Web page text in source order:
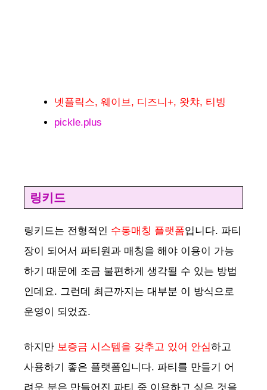
넷플릭스, 웨이브, 디즈니+, 왓챠, 티빙
pickle.plus
링키드
링키드는 전형적인 수동매칭 플랫폼입니다. 파티
장이 되어서 파티원과 매칭을 해야 이용이 가능
하기 때문에 조금 불편하게 생각될 수 있는 방법
인데요. 그런데 최근까지는 대부분 이 방식으로
운영이 되었죠.
하지만 보증금 시스템을 갖추고 있어 안심하고
사용하기 좋은 플랫폼입니다. 파티를 만들기 어
려운 분은 만들어진 파티 중 이용하고 싶은 것을